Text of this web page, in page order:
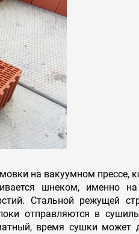
на вакуумном прессе,
шнеком, именно
Стальной режущей
отправляются в
время сушки может